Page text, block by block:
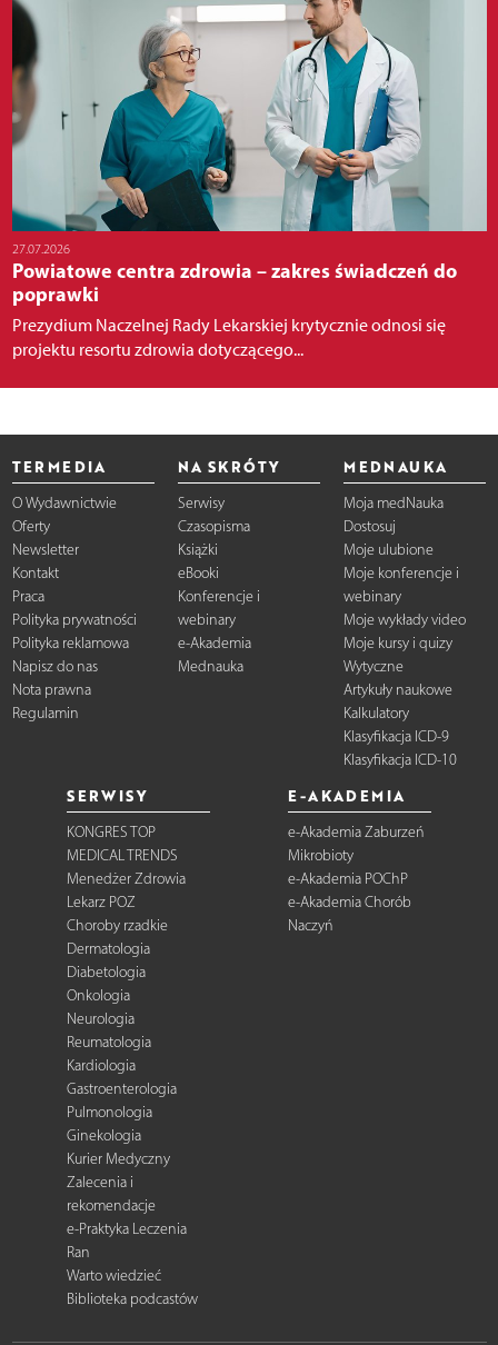
27.07.2026
Powiatowe centra zdrowia – zakres świadczeń do
poprawki
Prezydium Naczelnej Rady Lekarskiej krytycznie odnosi się
projektu resortu zdrowia dotyczącego...
TERMEDIA
O Wydawnictwie
Oferty
Newsletter
Kontakt
Praca
Polityka prywatności
Polityka reklamowa
Napisz do nas
Nota prawna
Regulamin
NA SKRÓTY
Serwisy
Czasopisma
Książki
eBooki
Konferencje i
webinary
e-Akademia
Mednauka
MEDNAUKA
Moja medNauka
Dostosuj
Moje ulubione
Moje konferencje i
webinary
Moje wykłady video
Moje kursy i quizy
Wytyczne
Artykuły naukowe
Kalkulatory
Klasyfikacja ICD-9
Klasyfikacja ICD-10
SERWISY
KONGRES TOP
MEDICAL TRENDS
Menedżer Zdrowia
Lekarz POZ
Choroby rzadkie
Dermatologia
Diabetologia
Onkologia
Neurologia
Reumatologia
Kardiologia
Gastroenterologia
Pulmonologia
Ginekologia
Kurier Medyczny
Zalecenia i
rekomendacje
e-Praktyka Leczenia
Ran
Warto wiedzieć
Biblioteka podcastów
E-AKADEMIA
e-Akademia Zaburzeń
Mikrobioty
e-Akademia POChP
e-Akademia Chorób
Naczyń